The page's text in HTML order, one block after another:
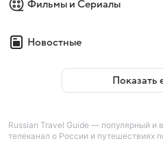
Фильмы и Сериалы
Новостные
Показать
Russian Travel Guide — популярный и
телеканал о России и путешествиях